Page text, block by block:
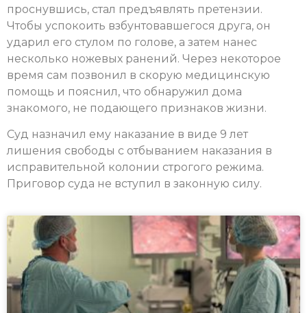
проснувшись, стал предъявлять претензии.
Чтобы успокоить взбунтовавшегося друга, он
ударил его стулом по голове, а затем нанес
несколько ножевых ранений. Через некоторое
время сам позвонил в скорую медицинскую
помощь и пояснил, что обнаружил дома
знакомого, не подающего признаков жизни.
Суд назначил ему наказание в виде 9 лет
лишения свободы с отбыванием наказания в
исправительной колонии строгого режима.
Приговор суда не вступил в законную силу.